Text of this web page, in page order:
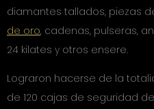
diamantes tallados, piezas
de oro, cadenas, pulseras,
24 kilates y otros ensere.
Lograron hacerse de la
de 120 cajas de seguridad